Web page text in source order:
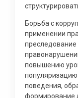
Борьба с
применении
повышению
поведения,
формирование